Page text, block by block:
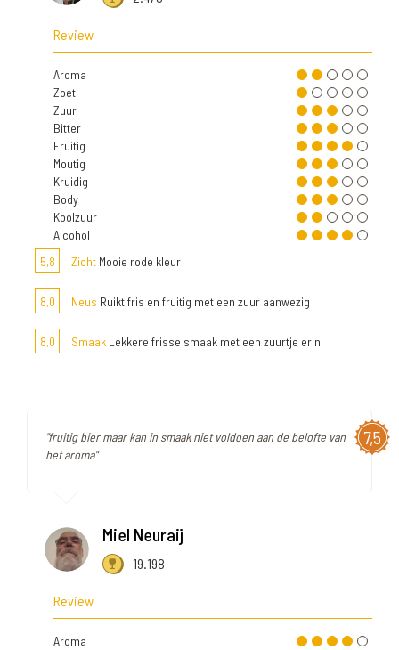
Review
Aroma
Zoet
Zuur
Bitter
Fruitig
Moutig
Kruidig
Body
Koolzuur
Alcohol
5,8
Zicht Mooie rode kleur
8,0 Neus Ruikt fris en fruitig met een zuur aanwezig
8,0 Smaak Lekkere frisse smaak met een zuurtje erin
7,5
"fruitig bier maar kan in smaak niet voldoen aan de belofte van
het aroma"
Miel Neuraij
19.198
Review
Aroma